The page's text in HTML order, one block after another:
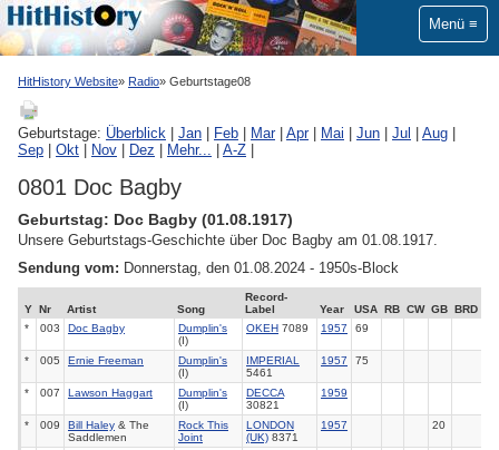
Menü
HitHistory Website Radio Geburtstage08
Geburtstage: Überblick Jan Feb Mar| Apr| Mai Jun Jul Aug
Sep
Okt Nov Dez Mehr... A-Z
0801 Doc Bagby
Geburtstag: Doc Bagby (01.08.1917)
Unsere Geburtstags-Geschichte über Doc Bagby am 01.08.1917.
Sendung vom: Donnerstag, den 01.08.2024 - 1950s-Block
Y Nr Artist Song
Record-
Label
Year USA RB CW GB
BRD
*
003 Doc Bagby
Dumplin's
(I)
OKEH 7089 1957 69
* 005 Ernie Freeman
Dumplin's
(I)
IMPERIAL
5461
1957 75
* 007 Lawson Haggart
Dumplin's
(I)
DECCA
30821
1959
* 009 Bill Haley & The
Saddlemen
Rock This
Joint
LONDON
(UK) 8371
1957 20